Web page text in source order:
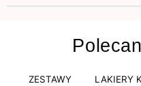
ZESTAWY LAKIERY